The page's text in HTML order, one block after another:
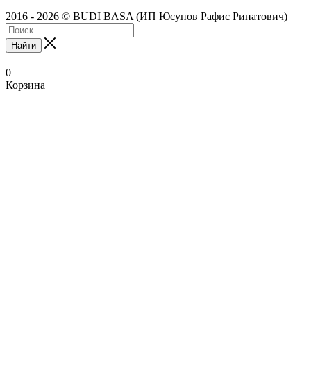
2016 - 2026 © BUDI BASA (ИП Юсупов Рафис Ринатович)
Найти
0
Корзина